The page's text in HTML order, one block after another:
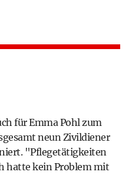
für Emma Pohl zum
neun Zivildiener
"Pflegetätigkeiten
hatte kein Problem mit